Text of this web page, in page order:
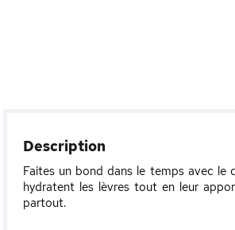
Description
Faites un bond dans le temps avec le
hydratent les lèvres tout en leur
partout.